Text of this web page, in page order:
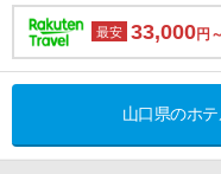
最安 33,000円～
山口県のホ